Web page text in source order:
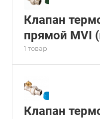
Клапан
прямой MVI
1 товар
Клапан